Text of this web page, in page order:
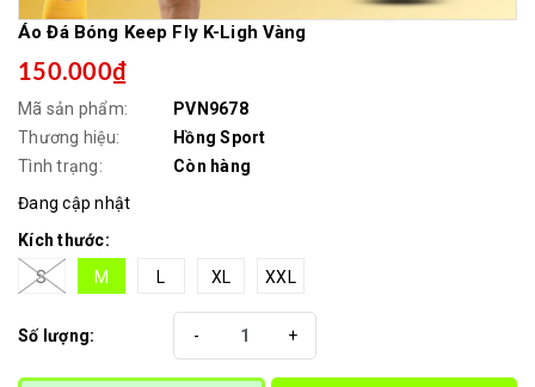
Áo Đá Bóng Keep Fly K-Ligh Vàng
150.000₫
Mã sản phẩm:
PVN9678
Thương hiệu:
Hồng Sport
Tình trạng:
Còn hàng
Đang cập nhật
Kích thước:
S
M L XL XXL
Số lượng: +
-